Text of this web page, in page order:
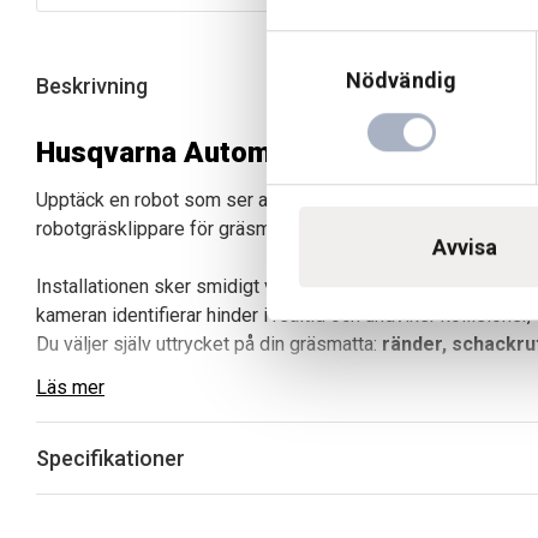
Nödvändig
Avvisa
ursprungliga
var:
19
nuvarande
är:
18
Beskrivning
Husqvarna Automower® 308V –
Upptäck en robot som ser allt! Denna uppdaterade
robotgräsklippare för gräsmattor upp till
Installationen sker smidigt via
kameran identifierar hinder i realtid och undviker
Du väljer själv uttrycket på din gräsmatta: ränder,
Perfekt för dig som vill ha en intelligent, flexibel och
Krav: Wi-Fi-täckning över hela gräsytan samt Automower®
Läs mer
Specifikationer